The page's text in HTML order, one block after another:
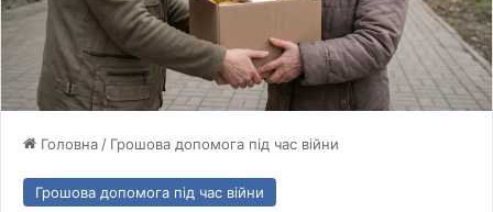
Головна / Грошова допомога під час війни
Грошова допомога під час війни